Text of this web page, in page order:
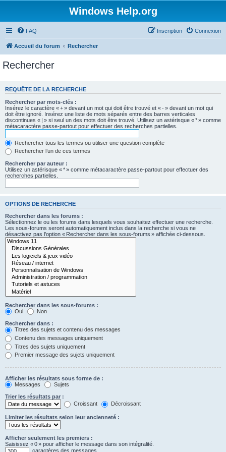
Windows Help.org
FAQ Connexion
Inscription
Accueil du forum Rechercher
Rechercher
REQUÊTE DE LA RECHERCHE
Rechercher par mots-clés :
Insérez le caractère « + » devant un mot qui doit être trouvé et « - » devant un mot qui
doit être ignoré. Insérez une liste de mots séparés entre des barres verticales
discontinues « | » si seul un des mots doit être trouvé. Utilisez un astérisque « * » comme
métacaractère passe-partout pour effectuer des recherches partielles.
Rechercher tous les termes ou utiliser une question complète
Rechercher l’un de ces termes
Rechercher par auteur :
Utilisez un astérisque « * » comme métacaractère passe-partout pour effectuer des
recherches partielles.
OPTIONS DE RECHERCHE
Rechercher dans les forums :
Sélectionnez le ou les forums dans lesquels vous souhaitez effectuer une recherche.
Les sous-forums seront automatiquement inclus dans la recherche si vous ne
désactivez pas l’option « Rechercher dans les sous-forums » affichée ci-dessous.
Rechercher dans les sous-forums :
Oui
Non
Rechercher dans :
Titres des sujets et contenu des messages
Contenu des messages uniquement
Titres des sujets uniquement
Premier message des sujets uniquement
Afficher les résultats sous forme de :
Messages
Sujets
Trier les résultats par :
Croissant
Décroissant
Limiter les résultats selon leur ancienneté :
Afficher seulement les premiers :
Saisissez « 0 » pour afficher le message dans son intégralité.
caractères des messages